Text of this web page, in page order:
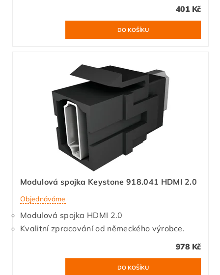
401 Kč
Modulová spojka Keystone 918.041 HDMI 2.0
Objednáváme
Modulová spojka HDMI 2.0
Kvalitní zpracování od německého výrobce.
978 Kč